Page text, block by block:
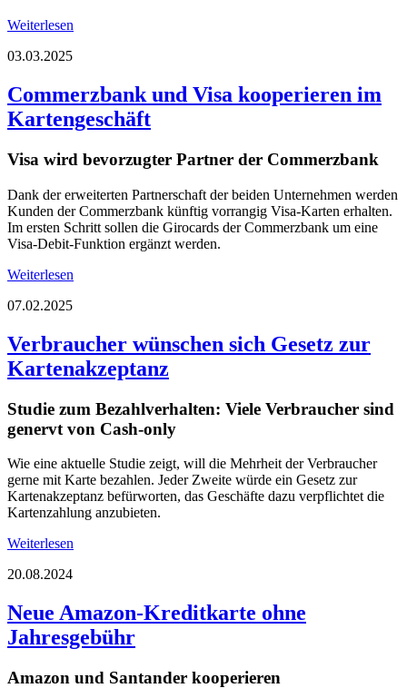
Weiterlesen
03.03.2025
Commerzbank und Visa kooperieren im
Kartengeschäft
Visa wird bevorzugter Partner der Commerzbank
Dank der erweiterten Partnerschaft der beiden Unternehmen werden
Kunden der Commerzbank künftig vorrangig Visa-Karten erhalten.
Im ersten Schritt sollen die Girocards der Commerzbank um eine
Visa-Debit-Funktion ergänzt werden.
Weiterlesen
07.02.2025
Verbraucher wünschen sich Gesetz zur
Kartenakzeptanz
Studie zum Bezahlverhalten: Viele Verbraucher sind
genervt von Cash-only
Wie eine aktuelle Studie zeigt, will die Mehrheit der Verbraucher
gerne mit Karte bezahlen. Jeder Zweite würde ein Gesetz zur
Kartenakzeptanz befürworten, das Geschäfte dazu verpflichtet die
Kartenzahlung anzubieten.
Weiterlesen
20.08.2024
Neue Amazon-Kreditkarte ohne
Jahresgebühr
Amazon und Santander kooperieren